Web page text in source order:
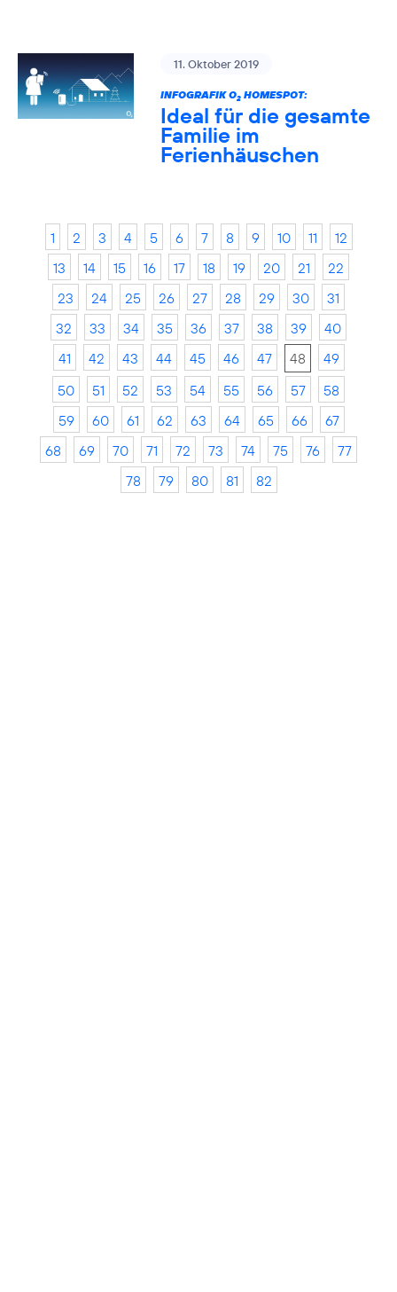
11. Oktober 2019
INFOGRAFIK O2HOMESPOT:
Ideal für die gesamte
Familie im
Ferienhäuschen
1 2 3 4 5 6 7 8 9 10 11
12
13
14 15 16 17 18 19 20 21
22
23
24 25 26 27 28 29 30
31
32
33 34 35 36 37 38 39
40
41
42 43 44 45 46 47 48
49
50
51 52 53 54 55 56 57
58
59
60 61 62 63 64 65 66
67
68
69 70 71 72 73 74 75 76
77
78
79 80 81 82